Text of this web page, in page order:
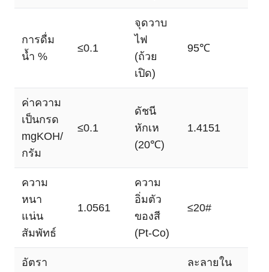
การดื่ม
น้ำ %
≤0.1
จุดวาบ
ไฟ
(ถ้วย
เปิด)
95℃
ค่าความ
เป็นกรด
mgKOH/
กรัม
≤0.1
ดัชนี
หักเห
(20℃)
1.4151
ความ
หนา
แน่น
สัมพัทธ์
1.0561
ความ
อิ่มตัว
ของสี
(Pt-Co)
≤20#
อัตรา
ละลายใน